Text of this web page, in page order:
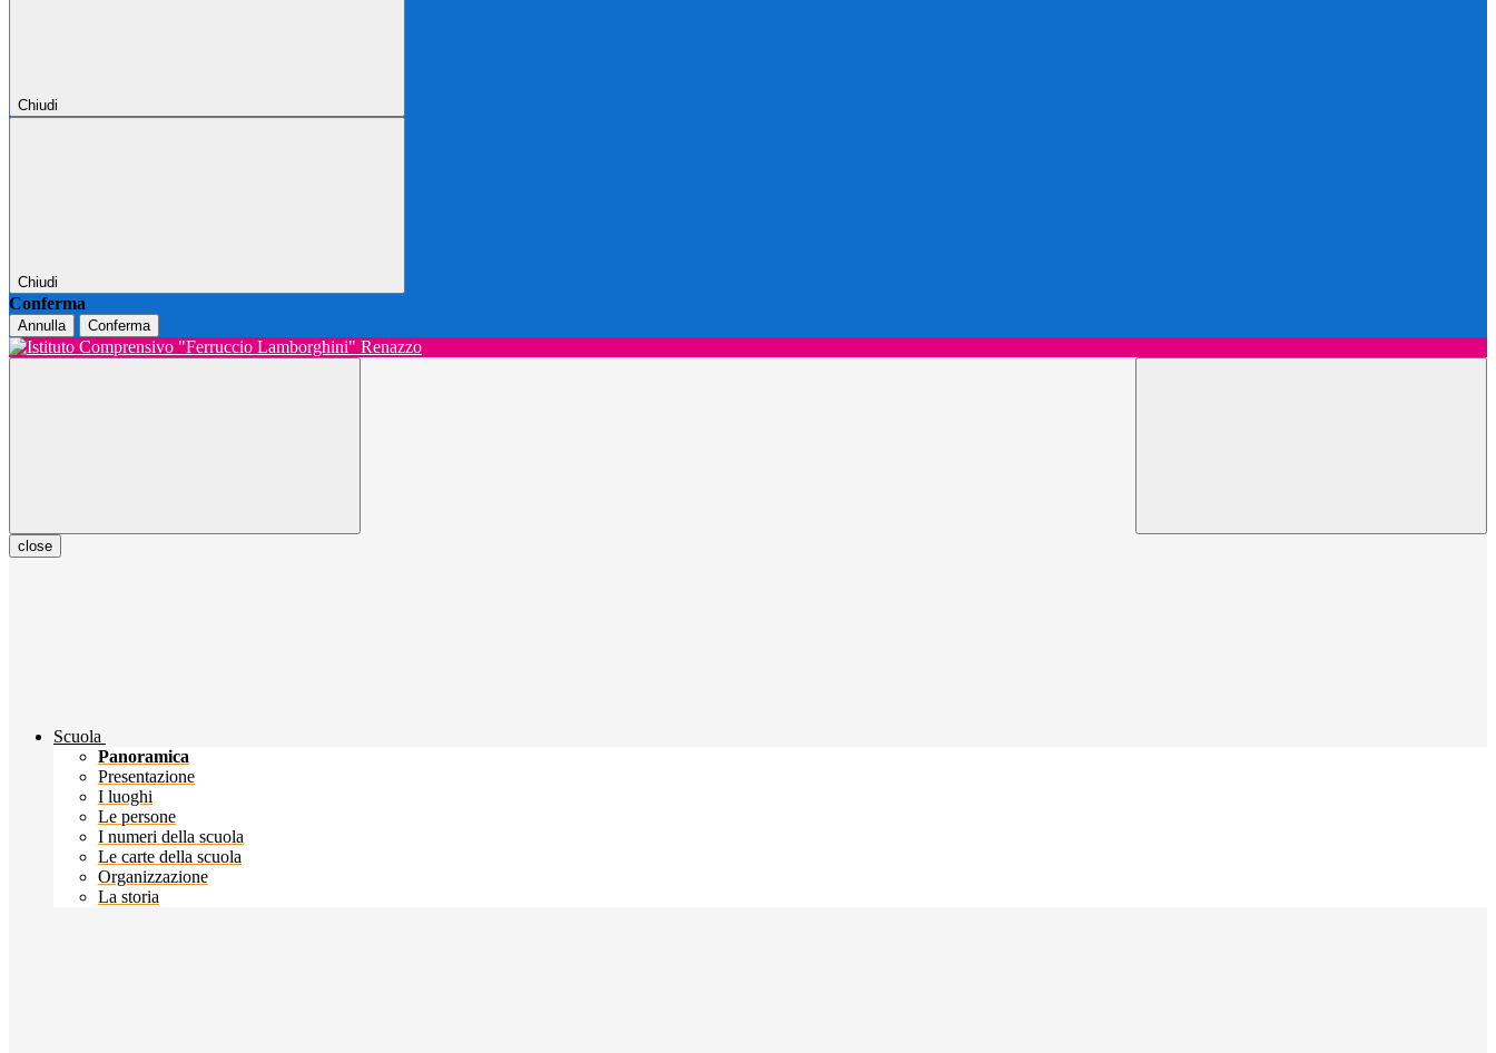
Chiudi
Chiudi
Conferma
Annulla Conferma
close
Scuola
Panoramica
Presentazione
I luoghi
Le persone
I numeri della scuola
Le carte della scuola
Organizzazione
La storia